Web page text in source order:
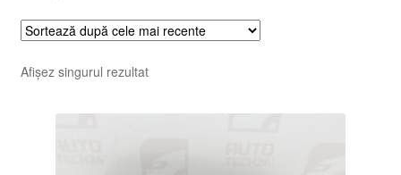
Afișez singurul rezultat